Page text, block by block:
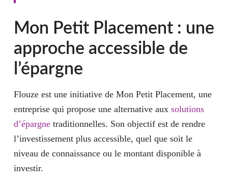
Mon Petit Placement : une
approche accessible de
l’épargne
Flouze est une initiative de Mon Petit Placement, une
entreprise qui propose une alternative aux solutions
d’épargnetraditionnelles. Son objectif est de rendre
l’investissement plus accessible, quel que soit le
niveau de connaissance ou le montant disponible à
investir.